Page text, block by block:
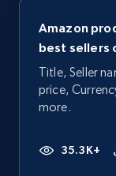
Amazon
best sellers
Title, Seller
price,
more.
35.3K+